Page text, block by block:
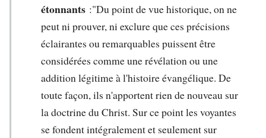
étonnants:"Du point de vue historique, on ne
peut ni prouver, ni exclure que ces précisions
éclairantes ou remarquables puissent être
considérées comme une révélation ou une
addition légitime à l'histoire évangélique. De
toute façon, ils n'apportent rien de nouveau sur
la doctrine du Christ. Sur ce point les voyantes
se fondent intégralement et seulement sur